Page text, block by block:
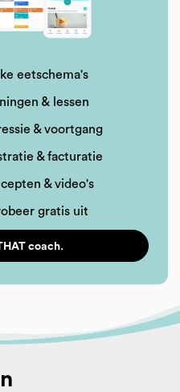
eetschema's
& lessen
& voortgang
& facturatie
& video's
gratis uit
coach.